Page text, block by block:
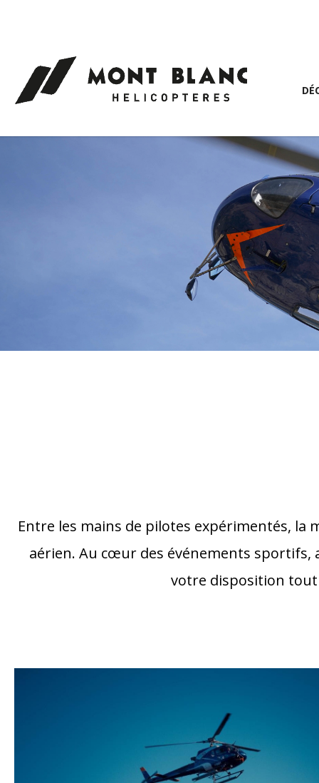
Entre les mains de pilotes expérimentés, la
aérien. Au cœur des événements sportifs,
votre disposition